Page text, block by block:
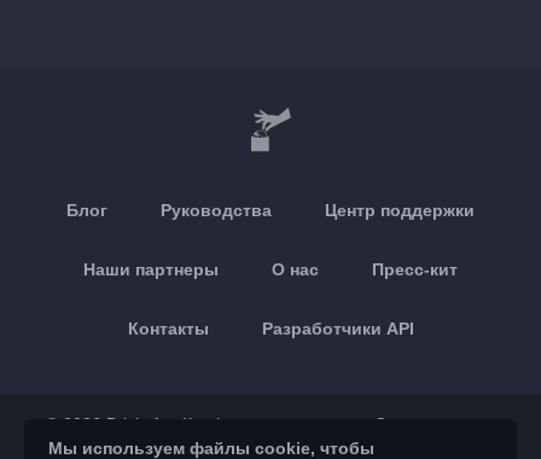
Блог Руководства Центр поддержки
Наши партнеры О нас Пресс-кит
Контакты Разработчики API
© 2026 Brickoft Конфиденциальность
Статус сервиса
Мы используем файлы cookie, чтобы